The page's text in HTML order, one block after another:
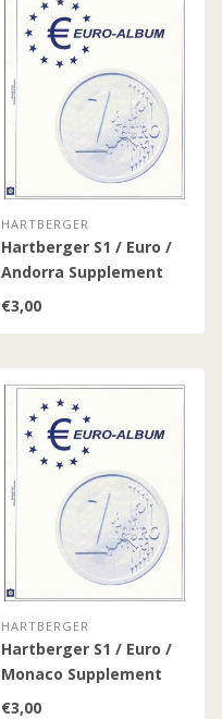
HARTBERGER
Hartberger S1 / Euro /
Andorra Supplement
€3,00
HARTBERGER
Hartberger S1 / Euro /
Monaco Supplement
€3,00